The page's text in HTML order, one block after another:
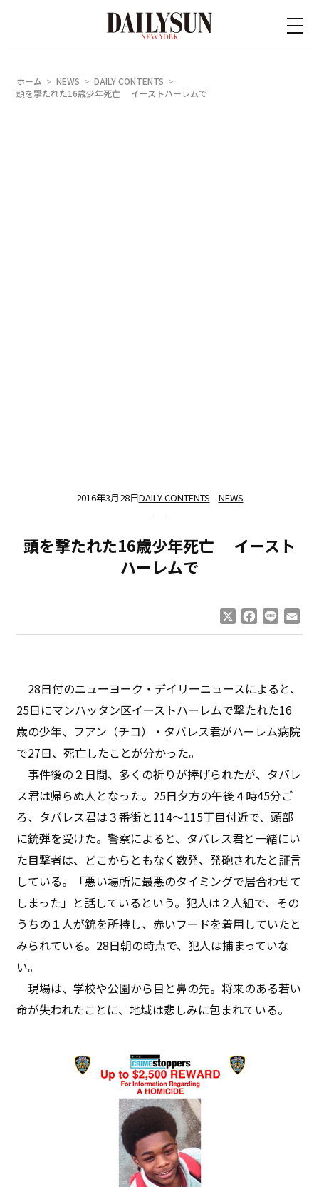
ホーム NEWS
DAILY CONTENTS
頭を撃たれた16歳少年死亡 イーストハーレムで
2016年3月28日DAILY CONTENTS NEWS
頭を撃たれた16歳少年死亡 イースト
ハーレムで
Facebook
Line
28日付のニューヨーク・デイリーニュースによると、
25日にマンハッタン区イーストハーレムで撃たれた16
歳の少年、フアン（チコ）・タバレス君がハーレム病院
で27日、死亡したことが分かった。
事件後の２日間、多くの祈りが捧げられたが、タバレ
ス君は帰らぬ人となった。25日夕方の午後４時45分ご
ろ、タバレス君は３番街と114〜115丁目付近で、頭部
に銃弾を受けた。警察によると、タバレス君と一緒にい
た目撃者は、どこからともなく数発、発砲されたと証言
している。「悪い場所に最悪のタイミングで居合わせて
しまった」と話しているという。犯人は２人組で、その
うちの１人が銃を所持し、赤いフードを着用していたと
みられている。28日朝の時点で、犯人は捕まっていな
い。
現場は、学校や公園から目と鼻の先。将来のある若い
命が失われたことに、地域は悲しみに包まれている。